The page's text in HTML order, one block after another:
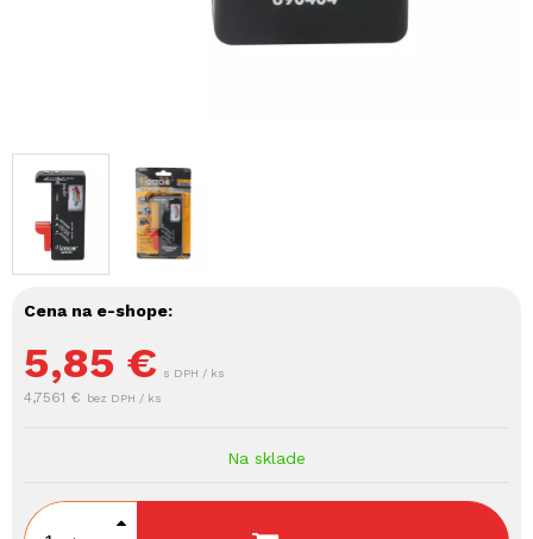
Cena na e-shope:
5,85 € s DPH / ks
4,7561 € bez DPH / ks
Na sklade